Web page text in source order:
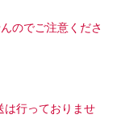
のでご注意くださ
は行っておりませ